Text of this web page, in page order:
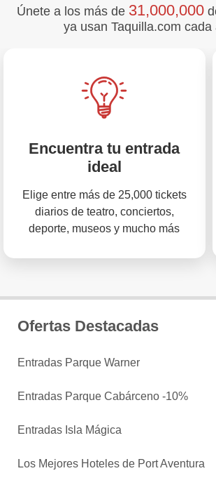
Únete a los más de 31,000,000
ya usan Taquilla.com cada
Encuentra tu entrada
ideal
Elige entre más de 25,000 tickets
diarios de teatro, conciertos,
deporte, museos y mucho más
Ofertas Destacadas
Entradas Parque Warner
Entradas Parque Cabárceno -10%
Entradas Isla Mágica
Los Mejores Hoteles de Port Aventura